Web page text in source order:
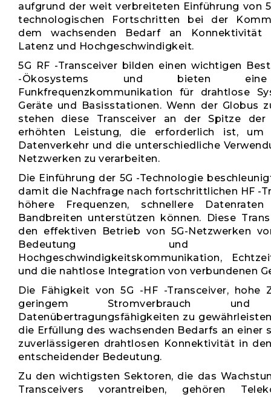
aufgrund der weit verbreiteten Einführung von
technologischen Fortschritten bei der
dem wachsenden Bedarf an Konnektivität
Latenz und Hochgeschwindigkeit.
5G RF -Transceiver bilden einen wichtigen
-Ökosystems und bieten
Funkfrequenzkommunikation für drahtlose
Geräte und Basisstationen. Wenn der Globus
stehen diese Transceiver an der Spitze der
erhöhten Leistung, die erforderlich ist, um
Datenverkehr und die unterschiedliche
Netzwerken zu verarbeiten.
Die Einführung der 5G -Technologie
damit die Nachfrage nach fortschrittlichen HF -
höhere Frequenzen, schnellere
Bandbreiten unterstützen können. Diese
den effektiven Betrieb von 5G-Netzwerken
Bedeutung und
Hochgeschwindigkeitskommunikation,
und die nahtlose Integration von verbundenen
Die Fähigkeit von 5G -HF -Transceiver, hohe
geringem Stromverbrauch und
Datenübertragungsfähigkeiten zu
die Erfüllung des wachsenden Bedarfs an einer
zuverlässigeren drahtlosen Konnektivität in
entscheidender Bedeutung.
Zu den wichtigsten Sektoren, die das
Transceivers vorantreiben, gehören